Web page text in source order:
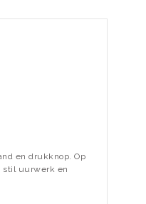
en drukknop. Op
stil uurwerk en